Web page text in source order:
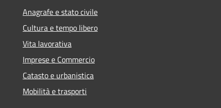
Anagrafe e stato civile
Cultura e tempo libero
Vita lavorativa
Imprese e Commercio
Catasto e urbanistica
Mobilità e trasporti